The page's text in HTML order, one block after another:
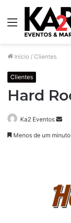
Menu
Início / Clientes
Clientes
Hard
Ka2 Eventos
m
e
Menos de um minuto